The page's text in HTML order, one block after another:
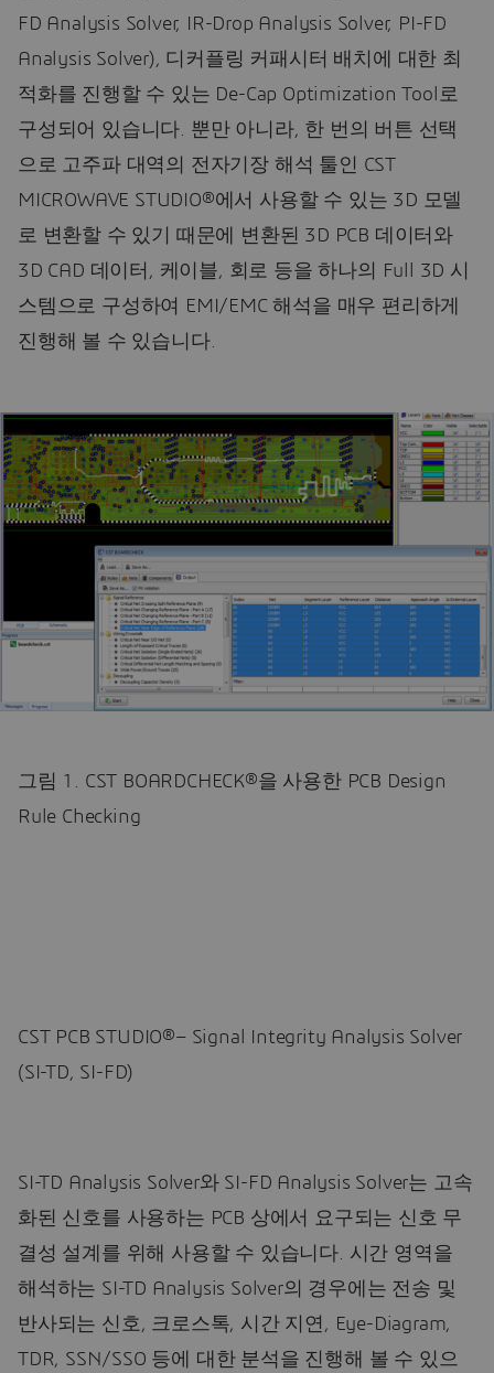
FD Analysis Solver, IR-Drop Analysis Solver, PI-FD
Analysis Solver), 디커플링 커패시터 배치에 대한 최
적화를 진행할 수 있는 De-Cap Optimization Tool로
구성되어 있습니다. 뿐만 아니라, 한 번의 버튼 선택
으로 고주파 대역의 전자기장 해석 툴인 CST
MICROWAVE STUDIO®에서 사용할 수 있는 3D 모델
로 변환할 수 있기 때문에 변환된 3D PCB 데이터와
3D CAD 데이터, 케이블, 회로 등을 하나의 Full 3D 시
스템으로 구성하여 EMI/EMC 해석을 매우 편리하게
진행해 볼 수 있습니다.
그림 1. CST BOARDCHECK®을 사용한 PCB Design
Rule Checking
CST PCB STUDIO®– Signal Integrity Analysis Solver
(SI-TD, SI-FD)
SI-TD Analysis Solver와 SI-FD Analysis Solver는 고속
화된 신호를 사용하는 PCB 상에서 요구되는 신호 무
결성 설계를 위해 사용할 수 있습니다. 시간 영역을
해석하는 SI-TD Analysis Solver의 경우에는 전송 및
반사되는 신호, 크로스톡, 시간 지연, Eye-Diagram,
TDR, SSN/SSO 등에 대한 분석을 진행해 볼 수 있으